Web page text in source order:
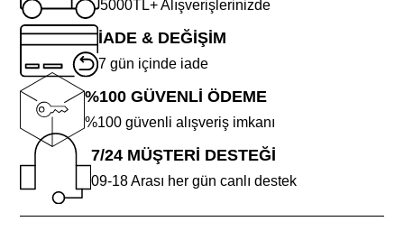
5000TL+ Alışverişlerinizde
İADE & DEĞİŞİM
7 gün içinde iade
%100 GÜVENLİ ÖDEME
%100 güvenli alışveriş imkanı
7/24 MÜŞTERİ DESTEĞİ
09-18 Arası her gün canlı destek